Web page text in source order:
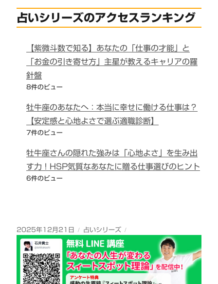
占いシリーズのアクセスランキング
【紫微斗数で知る】あなたの「仕事の才能」と
「お金の引き寄せ方」主星が教えるキャリアの羅
針盤
8件のビュー
牡牛座のあなたへ：本当に幸せに働ける仕事は？
【安定感と心地よさで選ぶ適職診断】
7件のビュー
牡牛座さんの隠れた強みは「心地よさ」を生み出
す力！HSP気質なあなたに贈る仕事選びのヒント
6件のビュー
投
稿
2025年12月21日
カ
テ
ゴ
リ
占いシリーズ